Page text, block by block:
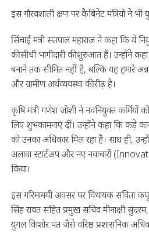
इस गौरवशाली क्षण पर कैबिनेट मंत्रियों ने भी
सिंचाई मंत्री सतपाल महाराज ने कहा कि ये
की सीधी भागीदारी की शुरुआत हैं। उन्होंने
बनाने तक सीमित नहीं है, बल्कि यह हमारे
और ग्रामीण अर्थव्यवस्था की रीढ़ है।
कृषि मंत्री गणेश जोशी ने नवनियुक्त
लिए शुभकामनाएं दीं। उन्होंने कहा कि कड़े
को उनका अधिकार मिल रहा है। साथ ही,
अलावा स्टार्टअप और नए नवाचारों
किया।
इस गरिमामयी अवसर पर विधायक सविता
सिंह रावत सहित प्रमुख सचिव मीनाक्षी
युगल किशोर पंत जैसे वरिष्ठ प्रशासनिक